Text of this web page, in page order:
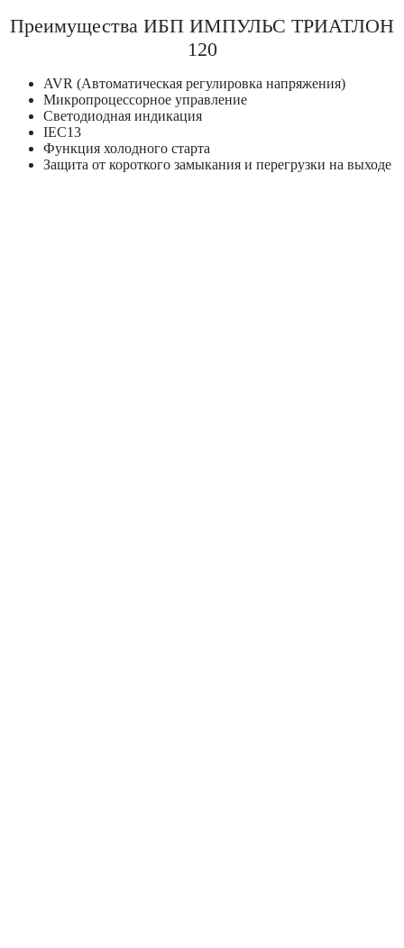
Преимущества ИБП ИМПУЛЬС ТРИАТЛОН
120
AVR (Автоматическая регулировка напряжения)
Микропроцессорное управление
Светодиодная индикация
IEC13
Функция холодного старта
Защита от короткого замыкания и перегрузки на выходе